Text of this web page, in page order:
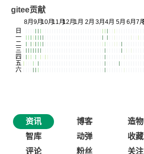
gitee贡献
资讯 博客
造物
智库
动弹
收藏
评论
粉丝 关注